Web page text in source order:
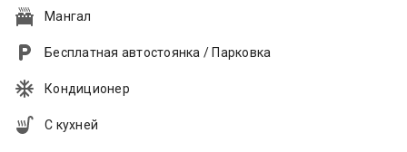
Мангал
Бесплатная автостоянка / Парковка
Кондиционер
С кухней